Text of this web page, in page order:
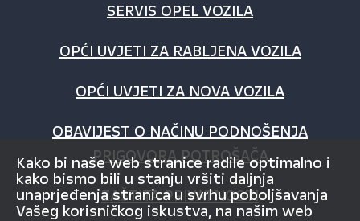
SERVIS OPEL VOZILA
OPĆI UVJETI ZA RABLJENA VOZILA
OPĆI UVJETI ZA NOVA VOZILA
OBAVIJEST O NAČINU PODNOŠENJA
PRIGOVORA POTROŠAČA
ZAŠTITA PRIVATNOSTI
Kako bi naše web stranice radile optimalno i
kako bismo bili u stanju vršiti daljnja
unaprjeđenja stranica u svrhu poboljšavanja
Vašeg korisničkog iskustva, na našim web